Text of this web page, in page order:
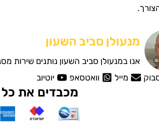
מנעולן סביב השעון
אנו במנעולן סביב השעון נותנים שירות
מייל וואטסאפ יוטיוב
מכבדים את כל